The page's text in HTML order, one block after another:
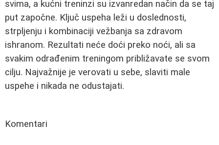
svima, a kućni treninzi su izvanredan način da se taj
put započne. Ključ uspeha leži u doslednosti,
strpljenju i kombinaciji vežbanja sa zdravom
ishranom. Rezultati neće doći preko noći, ali sa
svakim odrađenim treningom približavate se svom
cilju. Najvažnije je verovati u sebe, slaviti male
uspehe i nikada ne odustajati.
Komentari